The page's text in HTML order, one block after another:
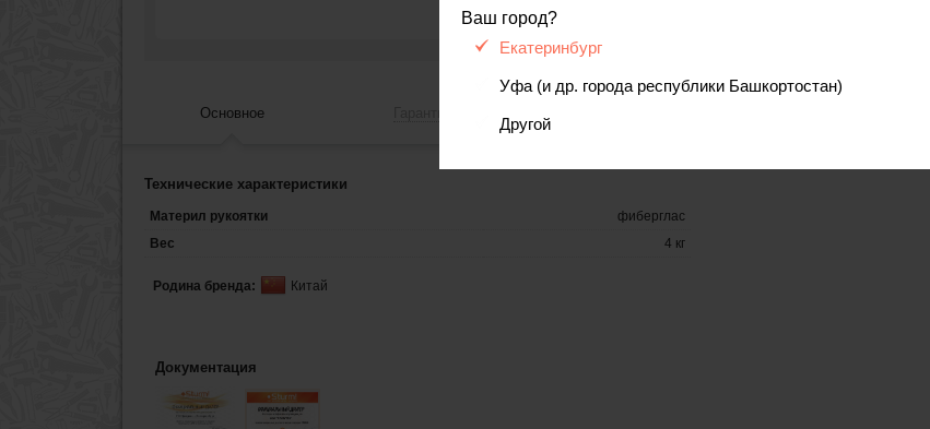
Ваш город?
Екатеринбург
Уфа (и др. города республики Башкортостан)
Другой
Основное
Технические характеристики
Материл рукоятки
фиберглас
Вес
4 кг
Родина бренда: Китай
Документация